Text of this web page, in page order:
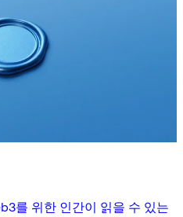
를 위한 인간이 읽을 수 있는